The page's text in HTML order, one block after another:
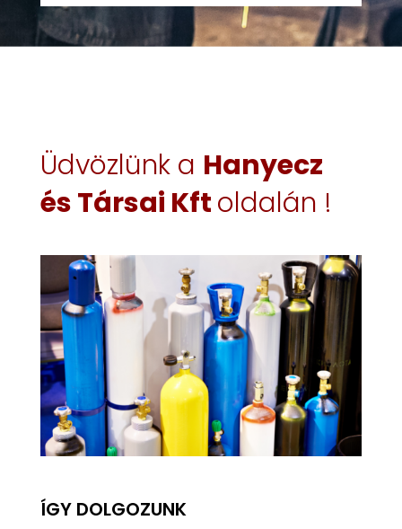
Üdvözlünk a Hanyecz
és Társai Kftoldalán !
ÍGY DOLGOZUNK